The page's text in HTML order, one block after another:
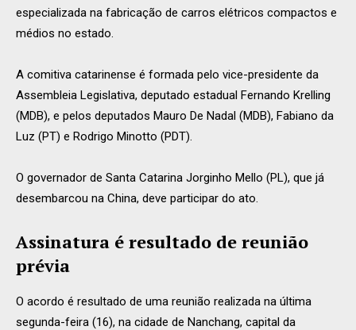
especializada na fabricação de carros elétricos compactos e
médios no estado.
A comitiva catarinense é formada pelo vice-presidente da
Assembleia Legislativa, deputado estadual Fernando Krelling
(MDB), e pelos deputados Mauro De Nadal (MDB), Fabiano da
Luz (PT) e Rodrigo Minotto (PDT).
O governador de Santa Catarina Jorginho Mello (PL), que já
desembarcou na China, deve participar do ato.
Assinatura é resultado de reunião
prévia
O acordo é resultado de uma reunião realizada na última
segunda-feira (16), na cidade de Nanchang, capital da